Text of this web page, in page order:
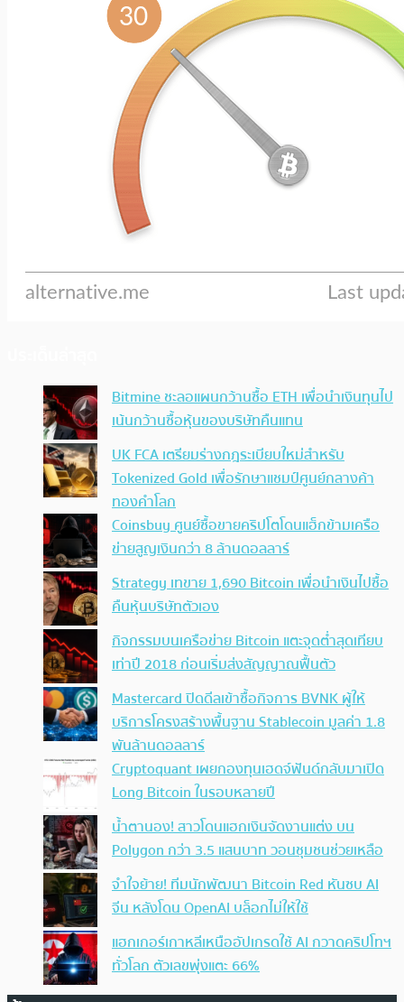
Bitmine ชะลอแผนกว้านซื้อ ETH เพื่อนำเงินทุนไป
เน้นกว้านซื้อหุ้นของบริษัทคืนแทน
UK FCA เตรียมร่างกฎระเบียบใหม่สำหรับ
Tokenized Gold เพื่อรักษาแชมป์ศูนย์กลางค้า
ทองคำโลก
Coinsbuy ศูนย์ซื้อขายคริปโตโดนแฮ็กข้ามเครือ
ข่ายสูญเงินกว่า 8 ล้านดอลลาร์
Strategy เทขาย 1,690 Bitcoin เพื่อนำเงินไปซื้อ
คืนหุ้นบริษัทตัวเอง
กิจกรรมบนเครือข่าย Bitcoin แตะจุดต่ำสุดเทียบ
เท่าปี 2018 ก่อนเริ่มส่งสัญญาณฟื้นตัว
Mastercard ปิดดีลเข้าซื้อกิจการ BVNK ผู้ให้
บริการโครงสร้างพื้นฐาน Stablecoin มูลค่า 1.8
พันล้านดอลลาร์
Cryptoquant เผยกองทุนเฮดจ์ฟันด์กลับมาเปิด
Long Bitcoin ในรอบหลายปี
น้ำตานอง! สาวโดนแฮกเงินจัดงานแต่ง บน
Polygon กว่า 3.5 แสนบาท วอนชุมชนช่วยเหลือ
จำใจย้าย! ทีมนักพัฒนา Bitcoin Red หันซบ AI
จีน หลังโดน OpenAI บล็อกไม่ให้ใช้
แฮกเกอร์เกาหลีเหนืออัปเกรดใช้ AI กวาดคริปโทฯ
ทั่วโลก ตัวเลขพุ่งแตะ 66%